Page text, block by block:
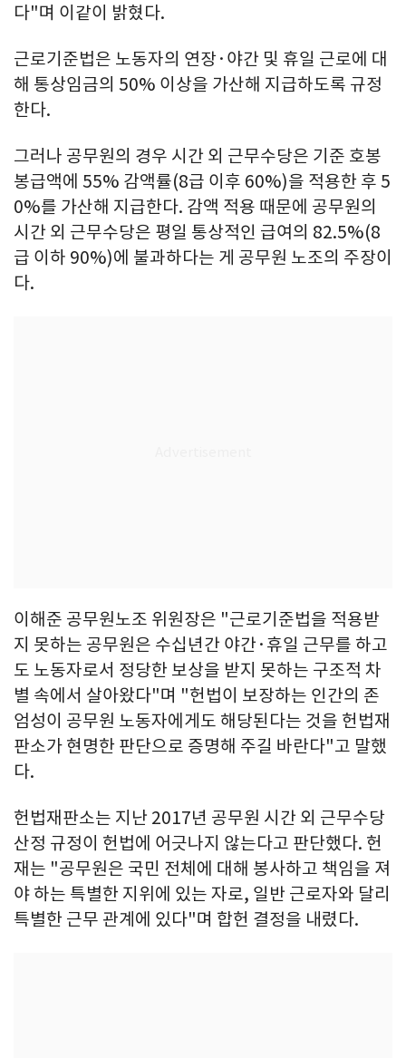
다"며 이같이 밝혔다.
근로기준법은 노동자의 연장·야간 및 휴일 근로에 대
해 통상임금의 50% 이상을 가산해 지급하도록 규정
한다.
그러나 공무원의 경우 시간 외 근무수당은 기준 호봉
봉급액에 55% 감액률(8급 이후 60%)을 적용한 후 5
0%를 가산해 지급한다. 감액 적용 때문에 공무원의
시간 외 근무수당은 평일 통상적인 급여의 82.5%(8
급 이하 90%)에 불과하다는 게 공무원 노조의 주장이
다.
이해준 공무원노조 위원장은 "근로기준법을 적용받
지 못하는 공무원은 수십년간 야간·휴일 근무를 하고
도 노동자로서 정당한 보상을 받지 못하는 구조적 차
별 속에서 살아왔다"며 "헌법이 보장하는 인간의 존
엄성이 공무원 노동자에게도 해당된다는 것을 헌법재
판소가 현명한 판단으로 증명해 주길 바란다"고 말했
다.
헌법재판소는 지난 2017년 공무원 시간 외 근무수당
산정 규정이 헌법에 어긋나지 않는다고 판단했다. 헌
재는 "공무원은 국민 전체에 대해 봉사하고 책임을 져
야 하는 특별한 지위에 있는 자로, 일반 근로자와 달리
특별한 근무 관계에 있다"며 합헌 결정을 내렸다.